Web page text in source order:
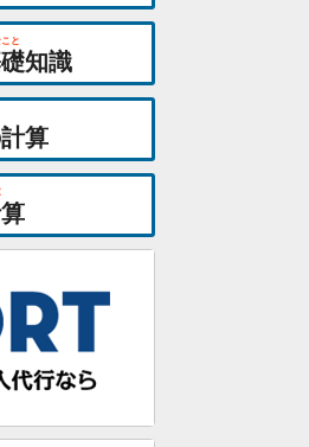
と
知識
算